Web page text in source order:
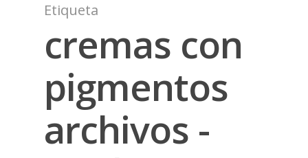
Etiqueta
cremas con
pigmentos
archivos -